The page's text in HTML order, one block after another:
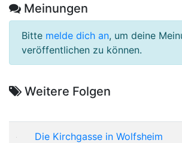
Meinungen
Bitte melde dich an, um deine
veröffentlichen zu können.
Weitere Folgen
Die Kirchgasse in Wolfsheim